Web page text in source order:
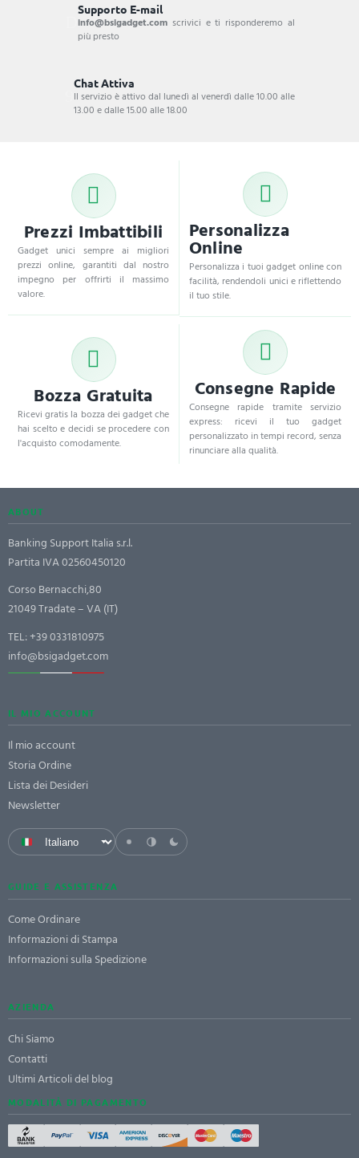
Supporto E-mail
info@bsigadget.com scrivici e ti risponderemo al
più presto
Chat Attiva
Il servizio è attivo dal lunedì al venerdì dalle 10.00 alle
13.00 e dalle 15.00 alle 18.00
Prezzi Imbattibili
Gadget unici sempre ai migliori
prezzi online, garantiti dal nostro
impegno per offrirti il massimo
valore.
Personalizza
Online
Personalizza i tuoi gadget online con
facilità, rendendoli unici e riflettendo
il tuo stile.
Bozza Gratuita
Ricevi gratis la bozza dei gadget che
hai scelto e decidi se procedere con
l'acquisto comodamente.
Consegne Rapide
Consegne rapide tramite servizio
express: ricevi il tuo gadget
personalizzato in tempi record, senza
rinunciare alla qualità.
ABOUT
Banking Support Italia s.r.l.
Partita IVA 02560450120
Corso Bernacchi,80
21049 Tradate – VA (IT)
TEL:+39 0331810975
info@bsigadget.com
IL MIO ACCOUNT
Il mio account
Storia Ordine
Lista dei Desideri
Newsletter
GUIDE E ASSISTENZA
Come Ordinare
Informazioni di Stampa
Informazioni sulla Spedizione
AZIENDA
Chi Siamo
Contatti
Ultimi Articoli del blog
MODALITÀ DI PAGAMENTO